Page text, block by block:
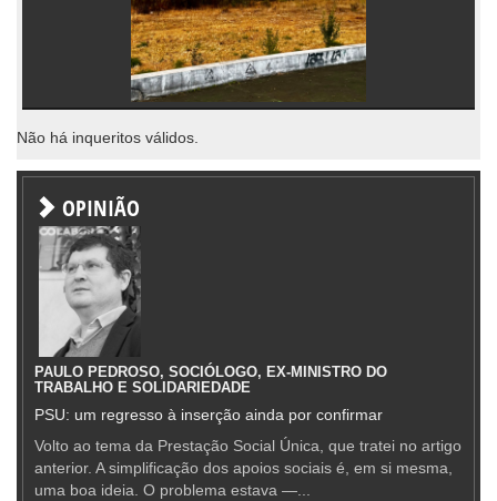
Não há inqueritos válidos.
OPINIÃO
PAULO PEDROSO, SOCIÓLOGO, EX-MINISTRO DO
TRABALHO E SOLIDARIEDADE
PSU: um regresso à inserção ainda por confirmar
Volto ao tema da Prestação Social Única, que tratei no artigo
anterior. A simplificação dos apoios sociais é, em si mesma,
uma boa ideia. O problema estava —...